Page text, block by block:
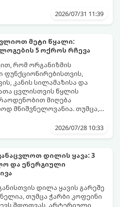
ამ მომენტამდე ბევრად ადრე
დან 50 წლამდე ასაკში იწყება
4-დან 8 წლამდე
რომ ეს პერიოდი შფოთვის
მნიშვნელოვანია
გზავნის ორგანიზმი
მდგომარეობა
და
რეკომენდაციებით.
2026/07/31 11:39
მეტი წყალი:
5 ოქროს რჩევა
რომ ორგანიზმის
კანის სილამაზისა და
ცვლისთვის წყლის
მიღება
მნიშვნელოვანია. თუმცა,
არქონის გამო, დღის
რჩება.
მისი გემო მოსაწყენი
წყლის სმა
სასიამოვნო ჩვევად
2026/07/28 10:33
დილის ყავა: 3
და ენერგიული
დილა ყავის გარეშე
თუმცა ჭარბი კოფეინი
შფოთვას, არტერიული